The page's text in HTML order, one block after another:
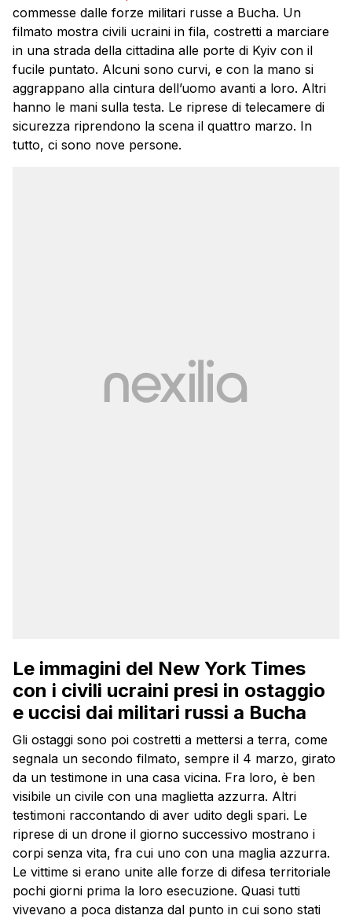
commesse dalle forze militari russe a Bucha. Un
filmato mostra civili ucraini in fila, costretti a marciare
in una strada della cittadina alle porte di Kyiv con il
fucile puntato. Alcuni sono curvi, e con la mano si
aggrappano alla cintura dell’uomo avanti a loro. Altri
hanno le mani sulla testa. Le riprese di telecamere di
sicurezza riprendono la scena il quattro marzo. In
tutto, ci sono nove persone.
Le immagini del New York Times
con i civili ucraini presi in ostaggio
e uccisi dai militari russi a Bucha
Gli ostaggi sono poi costretti a mettersi a terra, come
segnala un secondo filmato, sempre il 4 marzo, girato
da un testimone in una casa vicina. Fra loro, è ben
visibile un civile con una maglietta azzurra. Altri
testimoni raccontando di aver udito degli spari. Le
riprese di un drone il giorno successivo mostrano i
corpi senza vita, fra cui uno con una maglia azzurra.
Le vittime si erano unite alle forze di difesa territoriale
pochi giorni prima la loro esecuzione. Quasi tutti
vivevano a poca distanza dal punto in cui sono stati